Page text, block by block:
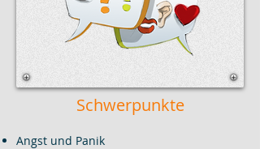
Schwerpunkte
Angst und Panik